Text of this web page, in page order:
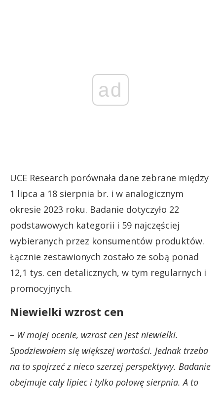
ad
UCE Research porównała dane zebrane między
1 lipca a 18 sierpnia br. i w analogicznym
okresie 2023 roku. Badanie dotyczyło 22
podstawowych kategorii i 59 najczęściej
wybieranych przez konsumentów produktów.
Łącznie zestawionych zostało ze sobą ponad
12,1 tys. cen detalicznych, w tym regularnych i
promocyjnych.
Niewielki wzrost cen
– W mojej ocenie, wzrost cen jest niewielki.
Spodziewałem się większej wartości. Jednak trzeba
na to spojrzeć z nieco szerzej perspektywy. Badanie
obejmuje cały lipiec i tylko połowę sierpnia. A to